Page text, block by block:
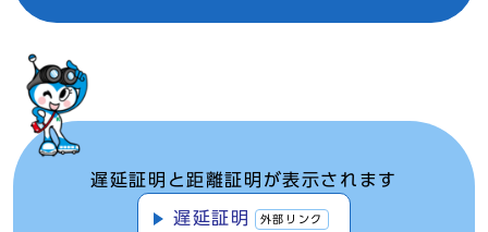
遅延証明と距離証明が表示されます
遅延証明 外部リンク